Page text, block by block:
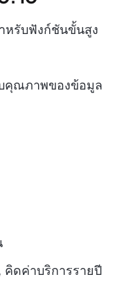
หรับฟังก์ชันขั้นสูง
บคุณภาพของข้อมูล
คิดค่าบริการรายปี